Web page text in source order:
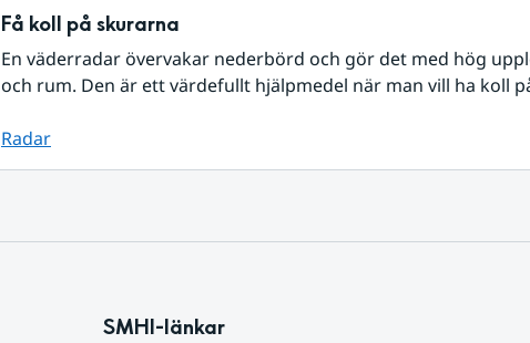
Få koll på skurarna
En väderradar övervakar nederbörd och gör det med hög
och rum. Den är ett värdefullt hjälpmedel när man vill ha koll
Radar
SMHI-länkar